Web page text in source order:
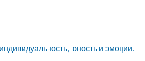
юность и эмоции.